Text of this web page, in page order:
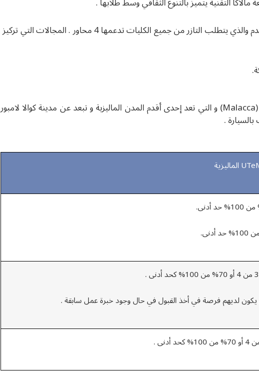
جامعة ملاكا التقنية الماليزية تعرف بتفوقها وابتكاراتها وقد اختارت تكنولوجيا التصنيع المتقدم والذي يتطلب التازر من جميع الكليات تدعمها 4 محاور . المجالات التي تركيز
جامعة ملاكا الفنية توجد في مدينة ملاكا التاريخية (Malacca) و التي تعد إحدى أقدم المدن الماليزية و تبعد عن مدينة كوالا لامبور